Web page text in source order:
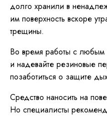
долго хранили в
им поверхность вскоре
трещины.
Во время работы с
и надевайте резиновые
позаботиться о защите
Средство наносить на
Но специалисты